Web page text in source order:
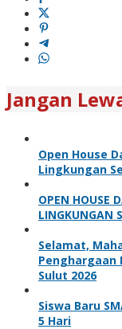
Jangan
Open House
Lingkungan
OPEN HOUSE
LINGKUNGAN
Selamat,
Penghargaan
Sulut 2026
Siswa Baru
5 Hari